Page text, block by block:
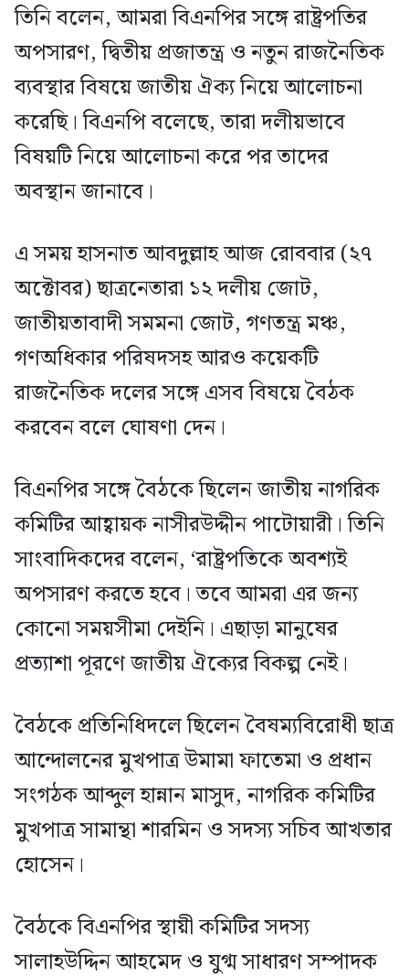
তিনি বলেন, আমরা বিএনপির সঙ্গে রাষ্ট্রপতির
অপসারণ, দ্বিতীয় প্রজাতন্ত্র ও নতুন রাজনৈতিক
ব্যবস্থার বিষয়ে জাতীয় ঐক্য নিয়ে আলোচনা
করেছি। বিএনপি বলেছে, তারা দলীয়ভাবে
বিষয়টি নিয়ে আলোচনা করে পর তাদের
অবস্থান জানাবে।
এ সময় হাসনাত আবদুল্লাহ আজ রোববার (২৭
অক্টোবর) ছাত্রনেতারা ১২ দলীয় জোট,
জাতীয়তাবাদী সমমনা জোট, গণতন্ত্র মঞ্চ,
গণঅধিকার পরিষদসহ আরও কয়েকটি
রাজনৈতিক দলের সঙ্গে এসব বিষয়ে বৈঠক
করবেন বলে ঘোষণা দেন।
বিএনপির সঙ্গে বৈঠকে ছিলেন জাতীয় নাগরিক
কমিটির আহ্বায়ক নাসীরউদ্দীন পাটোয়ারী। তিনি
সাংবাদিকদের বলেন, ‘রাষ্ট্রপতিকে অবশ্যই
অপসারণ করতে হবে। তবে আমরা এর জন্য
কোনো সময়সীমা দেইনি। এছাড়া মানুষের
প্রত্যাশা পূরণে জাতীয় ঐক্যের বিকল্প নেই।
বৈঠকে প্রতিনিধিদলে ছিলেন বৈষম্যবিরোধী ছাত্র
আন্দোলনের মুখপাত্র উমামা ফাতেমা ও প্রধান
সংগঠক আব্দুল হান্নান মাসুদ, নাগরিক কমিটির
মুখপাত্র সামান্থা শারমিন ও সদস্য সচিব আখতার
হোসেন।
বৈঠকে বিএনপির স্থায়ী কমিটির সদস্য
সালাহউদ্দিন আহমেদ ও যুগ্ম সাধারণ সম্পাদক